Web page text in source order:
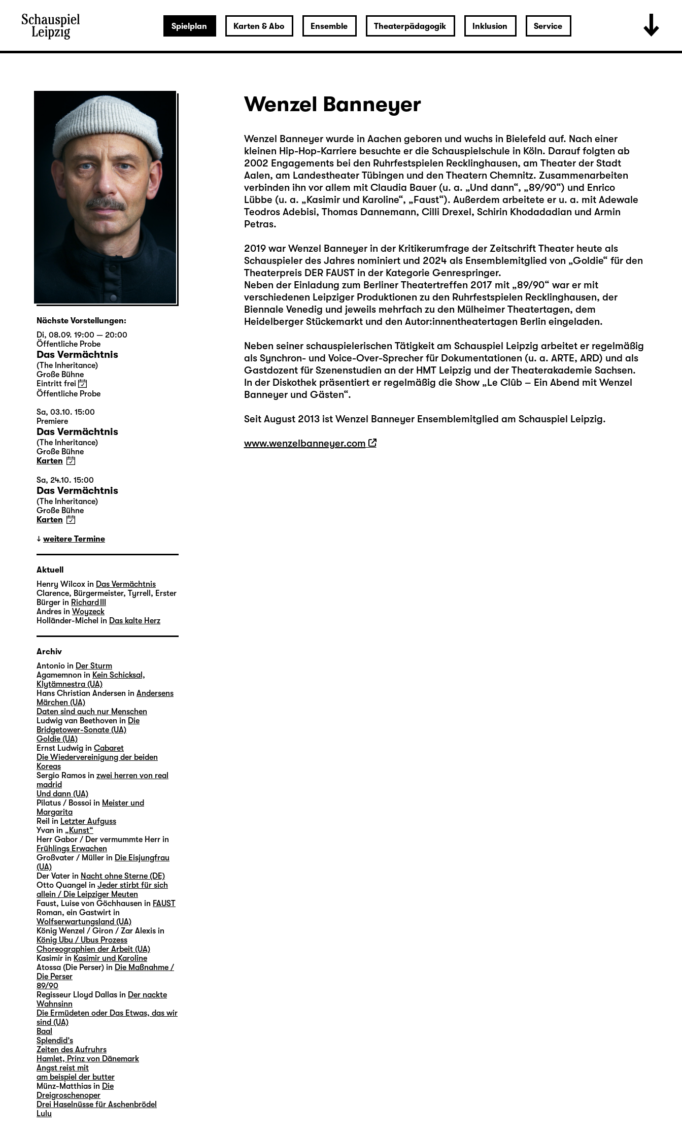
Spielplan Karten & Abo Ensemble Theaterpädagogik Inklusion Service
Wenzel Banneyer
Wenzel Banneyer wurde in Aachen geboren und wuchs in Bielefeld auf. Nach einer
kleinen Hip-Hop-Karriere besuchte er die Schauspielschule in Köln. Darauf folgten ab
2002 Engagements bei den Ruhrfestspielen Recklinghausen, am Theater der Stadt
Aalen, am Landestheater Tübingen und den Theatern Chemnitz. Zusammenarbeiten
verbinden ihn vor allem mit Claudia Bauer (u. a. „Und dann“, „89/90“) und Enrico
Lübbe (u. a. „Kasimir und Karoline“, „Faust“). Außerdem arbeitete er u. a. mit Adewale
Teodros Adebisi, Thomas Dannemann, Cilli Drexel, Schirin Khodadadian und Armin
Petras.
2019 war Wenzel Banneyer in der Kritikerumfrage der Zeitschrift Theater heute als
Schauspieler des Jahres nominiert und 2024 als Ensemblemitglied von „Goldie“ für den
Theaterpreis DER FAUST in der Kategorie Genrespringer.
Neben der Einladung zum Berliner Theatertreffen 2017 mit „89/90“ war er mit
verschiedenen Leipziger Produktionen zu den Ruhrfestspielen Recklinghausen, der
Biennale Venedig und jeweils mehrfach zu den Mülheimer Theatertagen, dem
Heidelberger Stückemarkt und den Autor:innentheatertagen Berlin eingeladen.
Neben seiner schauspielerischen Tätigkeit am Schauspiel Leipzig arbeitet er regelmäßig
als Synchron- und Voice-Over-Sprecher für Dokumentationen (u. a. ARTE, ARD) und als
Gastdozent für Szenenstudien an der HMT Leipzig und der Theaterakademie Sachsen.
In der Diskothek präsentiert er regelmäßig die Show „Le Clûb – Ein Abend mit Wenzel
Banneyer und Gästen“.
Seit August 2013 ist Wenzel Banneyer Ensemblemitglied am Schauspiel Leipzig.
www.wenzelbanneyer.com
Nächste Vorstellungen:
Di, 08.09. 19:00 — 20:00
Öffentliche Probe
Das Vermächtnis
(The Inheritance)
Große Bühne
Eintritt frei
Öffentliche Probe
Sa, 03.10. 15:00
Premiere
Das Vermächtnis
(The Inheritance)
Große Bühne
Karten
Sa, 24.10. 15:00
Das Vermächtnis
(The Inheritance)
Große Bühne
Karten
weitere Termine
Aktuell
Henry Wilcox in Das Vermächtnis
Clarence, Bürgermeister, Tyrrell, Erster
Bürger in Richard III
Andres in Woyzeck
Holländer-Michel in Das kalte Herz
Archiv
Antonio in Der Sturm
Agamemnon in Kein Schicksal,
Klytämnestra (UA)
Hans Christian Andersen in Andersens
Märchen (UA)
Daten sind auch nur Menschen
Ludwig van Beethoven in Die
Bridgetower-Sonate (UA)
Goldie (UA)
Ernst Ludwig in Cabaret
Die Wiedervereinigung der beiden
Koreas
Sergio Ramos in zwei herren von real
madrid
Und dann (UA)
Pilatus / Bossoi in Meister und
Margarita
Reil in Letzter Aufguss
Yvan in „Kunst“
Herr Gabor / Der vermummte Herr in
Frühlings Erwachen
Großvater / Müller in Die Eisjungfrau
(UA)
Der Vater in Nacht ohne Sterne (DE)
Otto Quangel in Jeder stirbt für sich
allein / Die Leipziger Meuten
Faust, Luise von Göchhausen in FAUST
Roman, ein Gastwirt in
Wolfserwartungsland (UA)
König Wenzel / Giron / Zar Alexis in
König Ubu / Ubus Prozess
Choreographien der Arbeit (UA)
Kasimir in Kasimir und Karoline
Atossa (Die Perser) in Die Maßnahme /
Die Perser
89/90
Regisseur Lloyd Dallas in Der nackte
Wahnsinn
Die Ermüdeten oder Das Etwas, das wir
sind (UA)
Baal
Splendid’s
Zeiten des Aufruhrs
Hamlet, Prinz von Dänemark
Angst reist mit
am beispiel der butter
Münz-Matthias in Die
Dreigroschenoper
Drei Haselnüsse für Aschenbrödel
Lulu